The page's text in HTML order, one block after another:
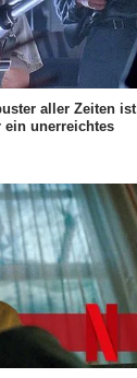
aller Zeiten ist
ein unerreichtes